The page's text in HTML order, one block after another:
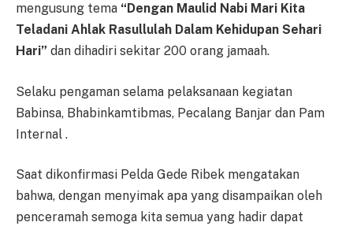
mengusung tema “Dengan Maulid Nabi Mari Kita
Teladani Ahlak Rasullulah Dalam Kehidupan Sehari
Hari” dan dihadiri sekitar 200 orang jamaah.
Selaku pengaman selama pelaksanaan kegiatan
Babinsa, Bhabinkamtibmas, Pecalang Banjar dan Pam
Internal .
Saat dikonfirmasi Pelda Gede Ribek mengatakan
bahwa, dengan menyimak apa yang disampaikan oleh
penceramah semoga kita semua yang hadir dapat